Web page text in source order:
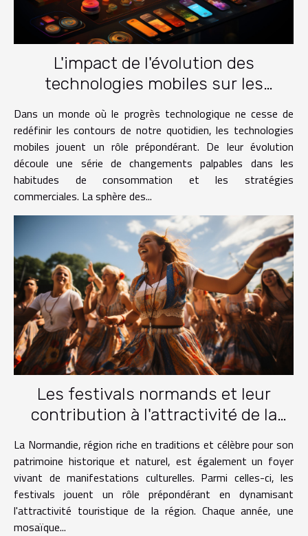
L'impact de l'évolution des
technologies mobiles sur les
tendances du marché des
applications
Dans un monde où le progrès technologique ne cesse de
redéfinir les contours de notre quotidien, les technologies
mobiles jouent un rôle prépondérant. De leur évolution
découle une série de changements palpables dans les
habitudes de consommation et les stratégies
commerciales. La sphère des...
Les festivals normands et leur
contribution à l'attractivité de la
La Normandie, région riche en traditions et célèbre pour son
patrimoine historique et naturel, est également un foyer
vivant de manifestations culturelles. Parmi celles-ci, les
festivals jouent un rôle prépondérant en dynamisant
l'attractivité touristique de la région. Chaque année, une
mosaïque...